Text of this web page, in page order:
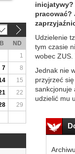
inicjatywy?
pracować?
Udzielenie
tym czasie
wobec ZUS.
Jednak nie
przyjrzeć
sankcjonuje
udzielić mu
ND
1
7
8
15
22
29